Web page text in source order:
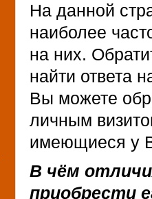
На данной
наиболее
на них.
найти ответа
Вы можете
личным
имеющиеся у
В чём
приобрести